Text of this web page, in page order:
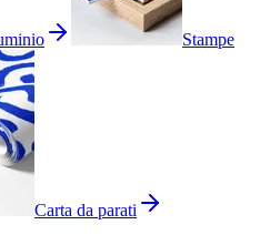
Stampe
Carta da parati